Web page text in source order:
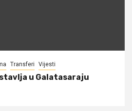
Transferi Vijesti
u Galatasaraju